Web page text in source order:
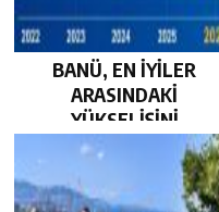
BANÜ, EN İYİLER
ARASINDAKİ
YÜKSELİŞİNİ
SÜRDÜRDÜ…